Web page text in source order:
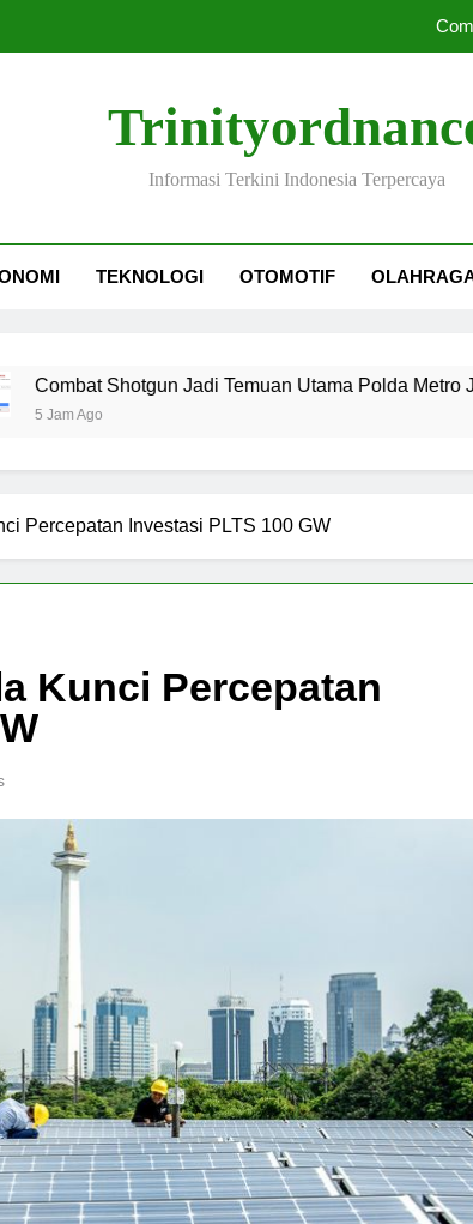
IHSG Menguat
66
Informasi Terkini Indonesia Terpercaya
TEKNOLOGI OTOMOTIF
Shotgun Jadi Temuan Utama Polda Metro Jaya
Percepatan Investasi PLTS 100 GW
Kunci Percepatan